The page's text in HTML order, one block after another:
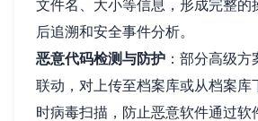
文件名、大小等信息，形成完整的
后追溯和安全事件分析。
恶意代码检测与防护 ：部分高级
联动，对上传至档案库或从档案库
时病毒扫描，防止恶意软件通过软